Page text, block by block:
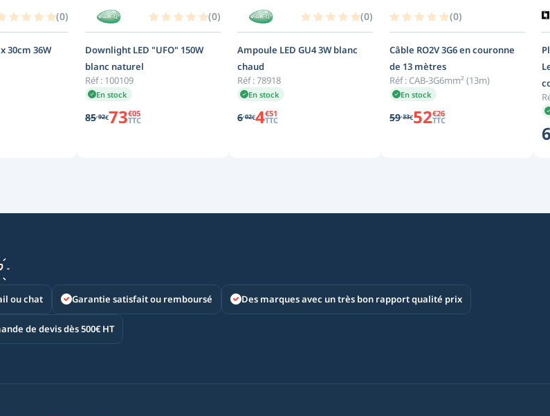
(0)
30cm 36W
(0)
Downlight LED "UFO" 150W
blanc naturel
Réf : 100109
En stock
85 92€73€05
TTC
(0)
Ampoule LED GU4 3W blanc
chaud
Réf :78918
En stock
6 02€4€51
TTC
(0)
Câble RO2V 3G6 en couronne
de 13 mètres
Réf : CAB-3G6mm² (13m)
En stock
59 33€52€26
TTC
ou chat Garantie satisfait ou remboursé Des marques avec un très bon rapport qualité prix
de devis dès 500€ HT